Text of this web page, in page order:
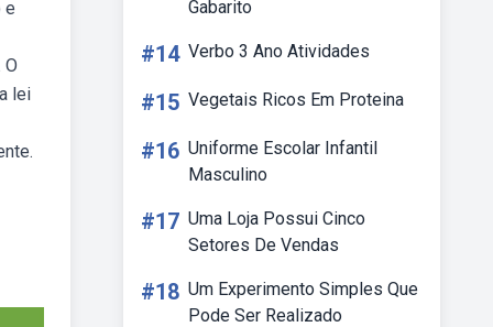
e
lei
Gabarito
#14 Verbo 3 Ano Atividades
#15 Vegetais Ricos Em Proteina
#16 Uniforme Escolar Infantil
Masculino
#17 Uma Loja Possui Cinco
Setores De Vendas
#18 Um Experimento Simples Que
Pode Ser Realizado